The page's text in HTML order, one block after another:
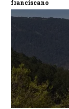
franciscano